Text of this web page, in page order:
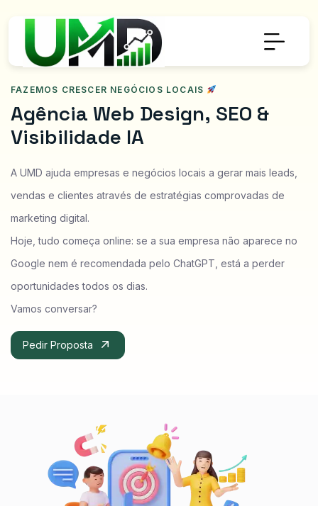
FAZEMOS CRESCER NEGÓCIOS LOCAIS
Agência Web Design, SEO &
Visibilidade IA
A UMD ajuda empresas e negócios locais a gerar mais leads,
vendas e clientes através de estratégias comprovadas de
marketing digital.
Hoje, tudo começa online: se a sua empresa não aparece no
Google nem é recomendada pelo ChatGPT, está a perder
oportunidades todos os dias.
Vamos conversar?
Pedir Proposta